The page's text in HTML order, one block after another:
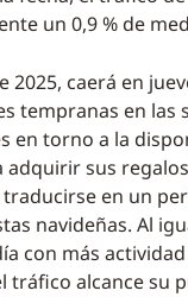
un 0,9 % de
2025, caerá en
tempranas en las
en torno a la
sus
en un
navideñas. Al
con más
tráfico alcance su